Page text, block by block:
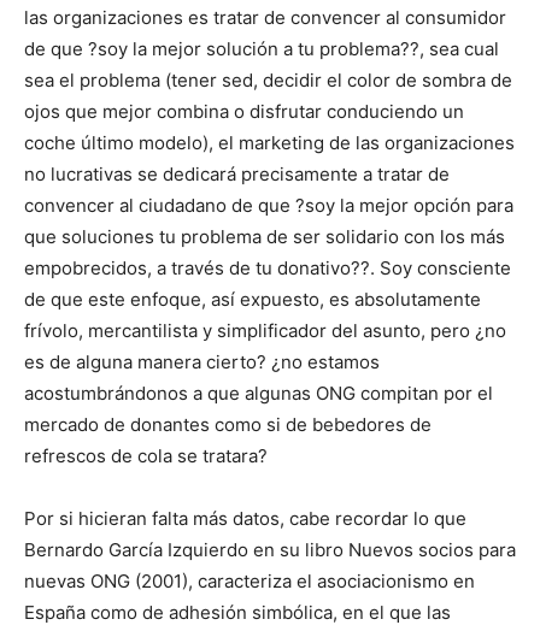
las organizaciones es tratar de convencer al consumidor
de que ?soy la mejor solución a tu problema??, sea cual
sea el problema (tener sed, decidir el color de sombra de
ojos que mejor combina o disfrutar conduciendo un
coche último modelo), el marketing de las organizaciones
no lucrativas se dedicará precisamente a tratar de
convencer al ciudadano de que ?soy la mejor opción para
que soluciones tu problema de ser solidario con los más
empobrecidos, a través de tu donativo??. Soy consciente
de que este enfoque, así expuesto, es absolutamente
frívolo, mercantilista y simplificador del asunto, pero ¿no
es de alguna manera cierto? ¿no estamos
acostumbrándonos a que algunas ONG compitan por el
mercado de donantes como si de bebedores de
refrescos de cola se tratara?
Por si hicieran falta más datos, cabe recordar lo que
Bernardo García Izquierdo en su libro Nuevos socios para
nuevas ONG (2001), caracteriza el asociacionismo en
España como de adhesión simbólica, en el que las